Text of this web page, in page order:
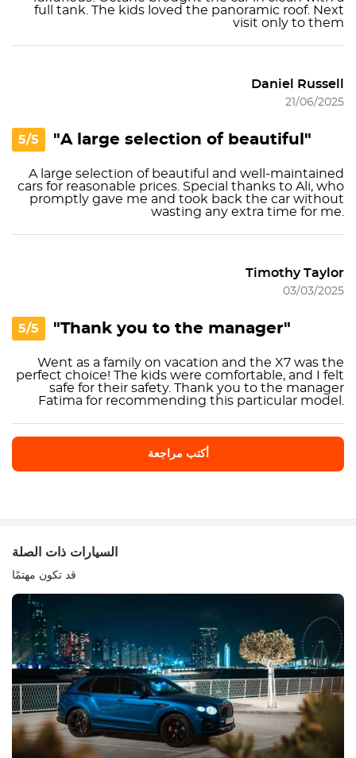
full tank. The kids loved the panoramic roof. Next
visit only to them
Daniel Russell
21/06/2025
5/5 "A large selection of beautiful"
A large selection of beautiful and well-maintained
cars for reasonable prices. Special thanks to Ali, who
promptly gave me and took back the car without
wasting any extra time for me.
Timothy Taylor
03/03/2025
5/5 "Thank you to the manager"
Went as a family on vacation and the X7 was the
perfect choice! The kids were comfortable, and I felt
safe for their safety. Thank you to the manager
Fatima for recommending this particular model.
أكتب مراجعة
معدات
مريح
التحكم في المناخ
السيارات ذات الصلة
قد تكون مهتمًا